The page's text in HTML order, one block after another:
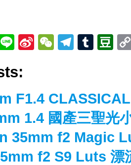
WhatsApp
LineSinaWeChat
F1.4
1.4 國產三聖光
35mm f2 Magic
f2 S9 Luts 漂